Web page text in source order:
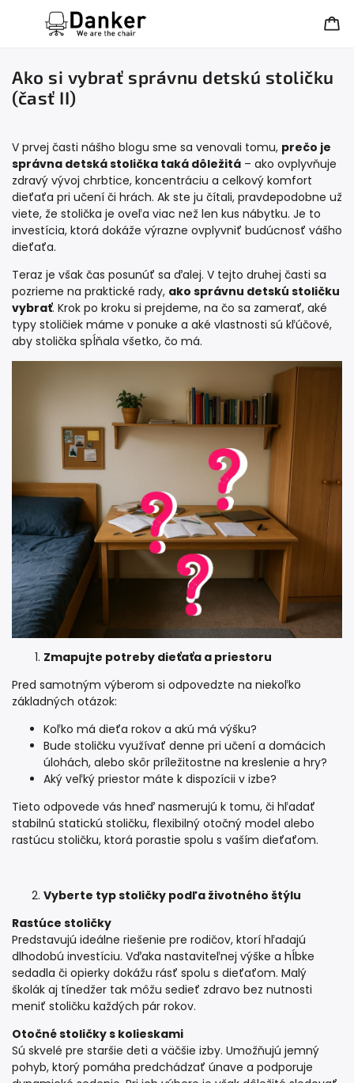
Ako si vybrať správnu detskú stoličku
(časť II)
V prvej časti nášho blogu sme sa venovali tomu, prečo je
správna detská stolička taká dôležitá – ako ovplyvňuje
zdravý vývoj chrbtice, koncentráciu a celkový komfort
dieťaťa pri učení či hrách. Ak ste ju čítali, pravdepodobne už
viete, že stolička je oveľa viac než len kus nábytku. Je to
investícia, ktorá dokáže výrazne ovplyvniť budúcnosť vášho
dieťaťa.
Teraz je však čas posunúť sa ďalej. V tejto druhej časti sa
pozrieme na praktické rady, ako správnu detskú stoličku
vybrať. Krok po kroku si prejdeme, na čo sa zamerať, aké
typy stoličiek máme v ponuke a aké vlastnosti sú kľúčové,
aby stolička spĺňala všetko, čo má.
Zmapujte potreby dieťaťa a priestoru
Pred samotným výberom si odpovedzte na niekoľko
základných otázok:
Koľko má dieťa rokov a akú má výšku?
Bude stoličku využívať denne pri učení a domácich
úlohách, alebo skôr príležitostne na kreslenie a hry?
Aký veľký priestor máte k dispozícii v izbe?
Tieto odpovede vás hneď nasmerujú k tomu, či hľadať
stabilnú statickú stoličku, flexibilný otočný model alebo
rastúcu stoličku, ktorá porastie spolu s vaším dieťaťom.
Vyberte typ stoličky podľa životného štýlu
Rastúce stoličky
Predstavujú ideálne riešenie pre rodičov, ktorí hľadajú
dlhodobú investíciu. Vďaka nastaviteľnej výške a hĺbke
sedadla či opierky dokážu rásť spolu s dieťaťom. Malý
školák aj tínedžer tak môžu sedieť zdravo bez nutnosti
meniť stoličku každých pár rokov.
Otočné stoličky s kolieskami
Sú skvelé pre staršie deti a väčšie izby. Umožňujú jemný
pohyb, ktorý pomáha predchádzať únave a podporuje